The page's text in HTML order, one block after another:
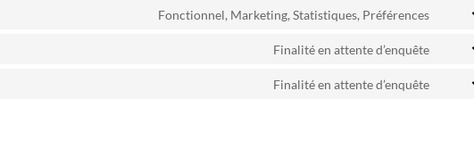
Fonctionnel, Marketing, Statistiques, Préférences
Finalité en attente d’enquête
Finalité en attente d’enquête